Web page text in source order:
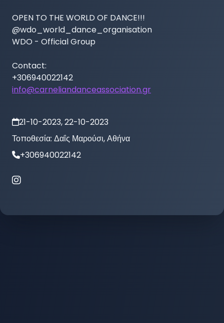
OPEN TO THE WORLD OF DANCE!!!
@wdo_world_dance_organisation
WDO - Official Group
Contact:
info@carneliandanceassociation.gr
21-10-2023, 22-10-2023
Τοποθεσία: Δαΐς Μαρούσι, Αθήνα
+306940022142